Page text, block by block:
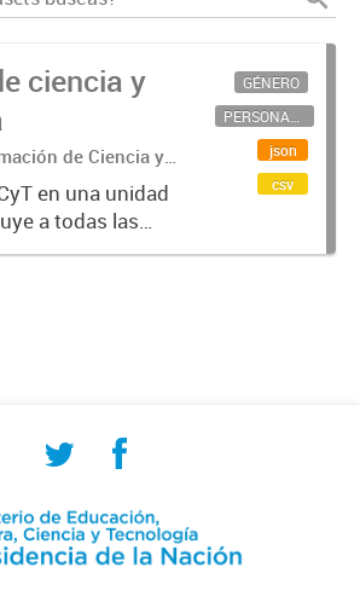
ciencia y
de Ciencia y
(SICYTAR)
en una unidad
a todas las
GÉNERO
PERSONAL CIENTÍFICO-TECNOLÓGICO
json
csv